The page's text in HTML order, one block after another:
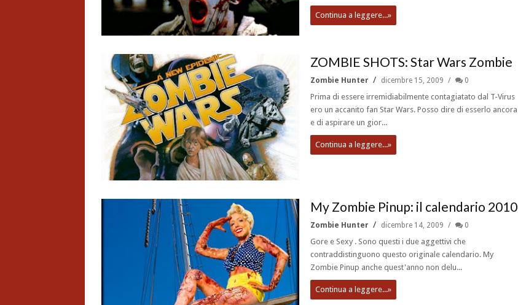
Continua a leggere...»
ZOMBIE SHOTS: Star Wars Zombie
Zombie Hunter dicembre 15, 2009 0
Prima di essere irremidiabilmente contagiatato dal T-Virus
ero un accanito fan Star Wars. Posso dire di esserlo ancora
e di aspirare un gior...
Continua a leggere...»
My Zombie Pinup: il calendario 2010
Zombie Hunter dicembre 14, 2009 0
Gore e Sexy . Sono questi i due aggettivi che
contraddistinguono questo originale calendario. My
Zombie Pinup anche quest'anno non delu...
Continua a leggere...»